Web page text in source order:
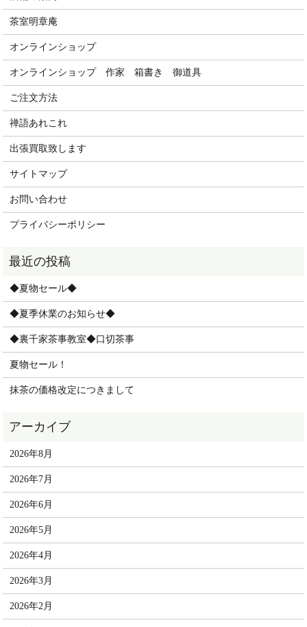
茶室明章庵
オンラインショップ
オンラインショップ 作家 箱書き 御道具
ご注文方法
禅語あれこれ
出張買取致します
サイトマップ
お問い合わせ
プライバシーポリシー
◆夏物セール◆
◆夏季休業のお知らせ◆
◆裏千家茶事教室◆口切茶事
夏物セール！
抹茶の価格改定につきまして
2026年8月
2026年7月
2026年6月
2026年5月
2026年4月
2026年3月
2026年2月